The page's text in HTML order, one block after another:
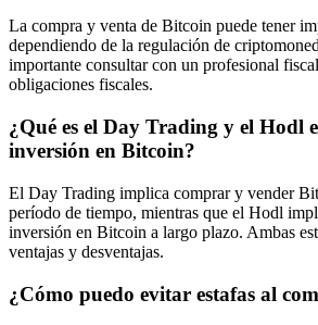
La compra y venta de Bitcoin puede tener
dependiendo de la regulación de
importante consultar con un profesional
obligaciones fiscales.
¿Qué es el Day Trading y el Hodl
inversión en Bitcoin?
El Day Trading implica comprar y vender
período de tiempo, mientras que el Hodl
inversión en Bitcoin a largo plazo. Ambas
ventajas y desventajas.
¿Cómo puedo evitar estafas al